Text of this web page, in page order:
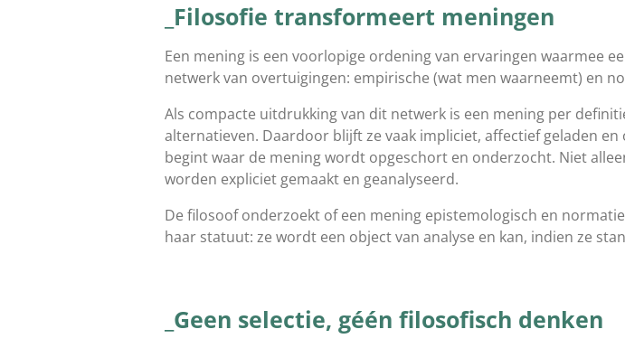
_Filosofie transformeert meningen
Een mening is een voorlopige ordening van ervaringen waarmee
netwerk van overtuigingen: empirische (wat men waarneemt) en
Als compacte uitdrukking van dit netwerk is een mening per
alternatieven. Daardoor blijft ze vaak impliciet, affectief geladen
begint waar de mening wordt opgeschort en onderzocht. Niet
worden expliciet gemaakt en geanalyseerd.
De filosoof onderzoekt of een mening epistemologisch en
haar statuut: ze wordt een object van analyse en kan, indien ze
_Geen selectie, géén filosofisch denken